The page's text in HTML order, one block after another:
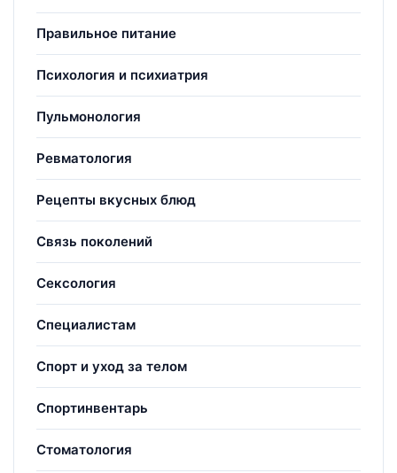
Правильное питание
Психология и психиатрия
Пульмонология
Ревматология
Рецепты вкусных блюд
Связь поколений
Сексология
Специалистам
Спорт и уход за телом
Спортинвентарь
Стоматология